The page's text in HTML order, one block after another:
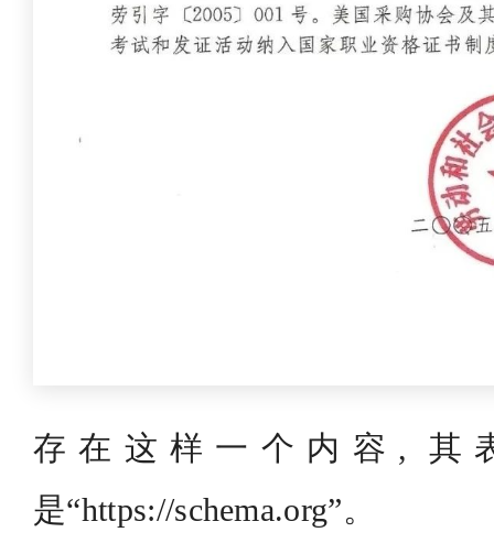
存在这样一个内容, 其表
是“https://schema.org”。